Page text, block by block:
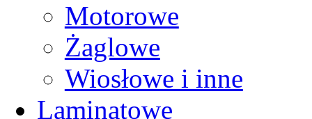
Motorowe
Żaglowe
Wiosłowe i inne
Laminatowe